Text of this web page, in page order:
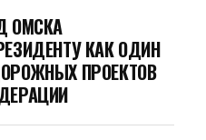
ОМСКА
КАК ОДИН
ПРОЕКТОВ